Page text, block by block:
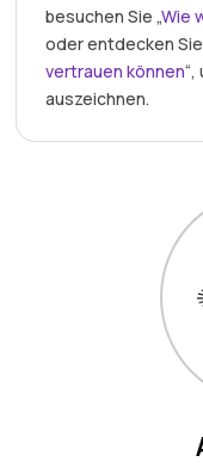
besuchen Sie „Wie
oder entdecken Sie
vertrauen können
auszeichnen.